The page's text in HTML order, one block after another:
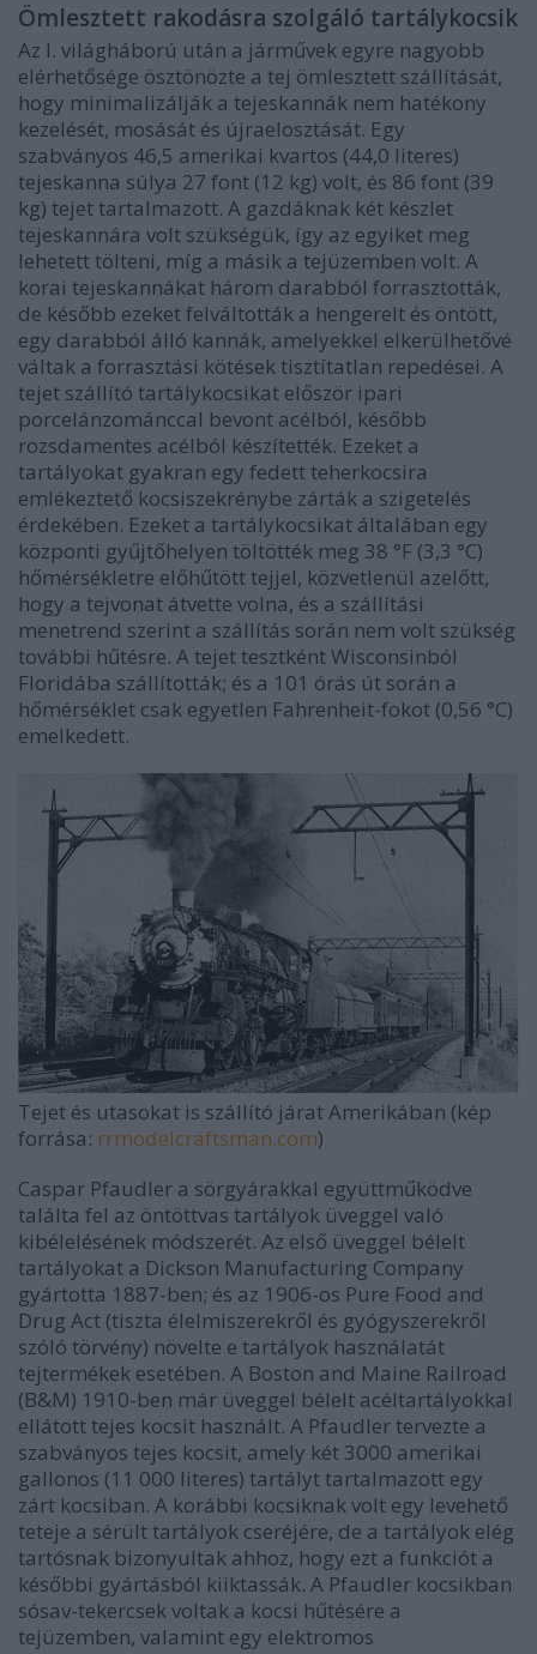
Ömlesztett rakodásra szolgáló tartálykocsik
Az I. világháború után a járművek egyre nagyobb
elérhetősége ösztönözte a tej ömlesztett szállítását,
hogy minimalizálják a tejeskannák nem hatékony
kezelését, mosását és újraelosztását. Egy
szabványos 46,5 amerikai kvartos (44,0 literes)
tejeskanna súlya 27 font (12 kg) volt, és 86 font (39
kg) tejet tartalmazott. A gazdáknak két készlet
tejeskannára volt szükségük, így az egyiket meg
lehetett tölteni, míg a másik a tejüzemben volt. A
korai tejeskannákat három darabból forrasztották,
de később ezeket felváltották a hengerelt és öntött,
egy darabból álló kannák, amelyekkel elkerülhetővé
váltak a forrasztási kötések tisztítatlan repedései. A
tejet szállító tartálykocsikat először ipari
porcelánzománccal bevont acélból, később
rozsdamentes acélból készítették. Ezeket a
tartályokat gyakran egy fedett teherkocsira
emlékeztető kocsiszekrénybe zárták a szigetelés
érdekében. Ezeket a tartálykocsikat általában egy
központi gyűjtőhelyen töltötték meg 38 °F (3,3 °C)
hőmérsékletre előhűtött tejjel, közvetlenül azelőtt,
hogy a tejvonat átvette volna, és a szállítási
menetrend szerint a szállítás során nem volt szükség
további hűtésre. A tejet tesztként Wisconsinból
Floridába szállították; és a 101 órás út során a
hőmérséklet csak egyetlen Fahrenheit-fokot (0,56 °C)
emelkedett.
Tejet és utasokat is szállító járat Amerikában (kép
forrása: rrmodelcraftsman.com)
Caspar Pfaudler a sörgyárakkal együttműködve
találta fel az öntöttvas tartályok üveggel való
kibélelésének módszerét. Az első üveggel bélelt
tartályokat a Dickson Manufacturing Company
gyártotta 1887-ben; és az 1906-os Pure Food and
Drug Act (tiszta élelmiszerekről és gyógyszerekről
szóló törvény) növelte e tartályok használatát
tejtermékek esetében. A Boston and Maine Railroad
(B&M) 1910-ben már üveggel bélelt acéltartályokkal
ellátott tejes kocsit használt. A Pfaudler tervezte a
szabványos tejes kocsit, amely két 3000 amerikai
gallonos (11 000 literes) tartályt tartalmazott egy
zárt kocsiban. A korábbi kocsiknak volt egy levehető
teteje a sérült tartályok cseréjére, de a tartályok elég
tartósnak bizonyultak ahhoz, hogy ezt a funkciót a
későbbi gyártásból kiiktassák. A Pfaudler kocsikban
sósav-tekercsek voltak a kocsi hűtésére a
tejüzemben, valamint egy elektromos